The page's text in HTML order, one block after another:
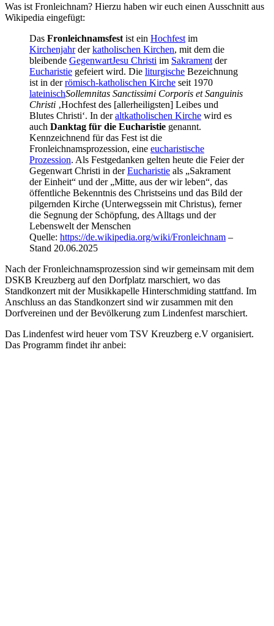
Was ist Fronleichnam? Hierzu haben wir euch einen Ausschnitt aus
Wikipedia eingefügt:
Das Fronleichnamsfest ist ein Hochfest im
Kirchenjahrderkatholischen Kirchen, mit dem die
bleibende GegenwartJesu Christi im Sakrament der
Eucharistie gefeiert wird. Die liturgische Bezeichnung
ist in derrömisch-katholischen Kirche seit 1970
lateinischSollemnitas Sanctissimi Corporis et Sanguinis
Christi ‚Hochfest des [allerheiligsten] Leibes und
Blutes Christi‘. In deraltkatholischen Kirche wird es
auch Danktag für die Eucharistie genannt.
Kennzeichnend für das Fest ist die
Fronleichnamsprozession, eine eucharistische
Prozession. Als Festgedanken gelten heute die Feier der
Gegenwart Christi in derEucharistie als „Sakrament
der Einheit“ und der „Mitte, aus der wir leben“, das
öffentliche Bekenntnis des Christseins und das Bild der
pilgernden Kirche (Unterwegssein mit Christus), ferner
die Segnung der Schöpfung, des Alltags und der
Lebenswelt der Menschen
Quelle: https://de.wikipedia.org/wiki/Fronleichnam –
Stand 20.06.2025
Nach der Fronleichnamsprozession sind wir gemeinsam mit dem
DSKB Kreuzberg auf den Dorfplatz marschiert, wo das
Standkonzert mit der Musikkapelle Hinterschmiding stattfand. Im
Anschluss an das Standkonzert sind wir zusammen mit den
Dorfvereinen und der Bevölkerung zum Lindenfest marschiert.
Das Lindenfest wird heuer vom TSV Kreuzberg e.V organisiert.
Das Programm findet ihr anbei: